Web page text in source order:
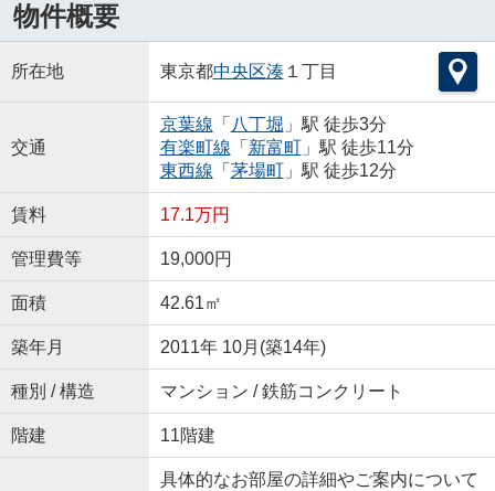
物件概要
所在地 東京都中央区湊 １丁目
交通
京葉線 「 八丁堀 」駅 徒歩3分
有楽町線 「 新富町」駅 徒歩11分
東西線 「 茅場町」駅 徒歩12分
賃料 17.1万円
管理費等 19,000円
面積 42.61㎡
築年月 2011年 10月(築14年)
種別 / 構造 マンション / 鉄筋コンクリート
階建 11階建
具体的なお部屋の詳細やご案内について